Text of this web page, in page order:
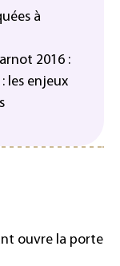
à
2016 :
les enjeux
ouvre la porte